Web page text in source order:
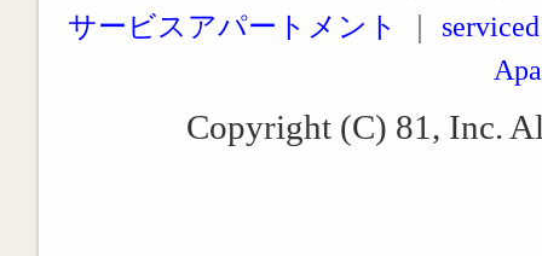
サービスアパートメント
Copyright (C) 81, Inc.